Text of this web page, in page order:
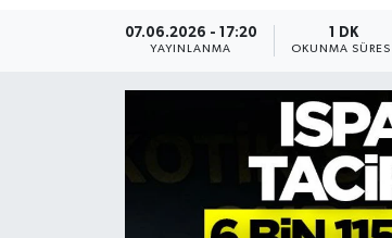
07.06.2026 - 17:20
YAYINLANMA
1 DK
OKUNMA SÜRESI
Son Dakika Haberleri